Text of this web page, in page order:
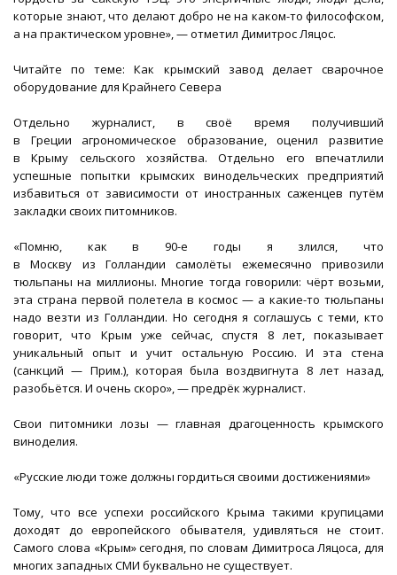
которые знают, что делают добро не на каком-то философском,
а на практическом уровне», — отметил Димитрос Ляцос.
Читайте по теме: Как крымский завод делает сварочное
оборудование для Крайнего Севера
Отдельно журналист, в своё время получивший
в Греции агрономическое образование, оценил развитие
в Крыму сельского хозяйства. Отдельно его впечатлили
успешные попытки крымских винодельческих предприятий
избавиться от зависимости от иностранных саженцев путём
закладки своих питомников.
«Помню, как в 90-е годы я злился, что
в Москву из Голландии самолёты ежемесячно привозили
тюльпаны на миллионы. Многие тогда говорили: чёрт возьми,
эта страна первой полетела в космос — а какие-то тюльпаны
надо везти из Голландии. Но сегодня я соглашусь с теми, кто
говорит, что Крым уже сейчас, спустя 8 лет, показывает
уникальный опыт и учит остальную Россию. И эта стена
(санкций — Прим.), которая была воздвигнута 8 лет назад,
разобьётся. И очень скоро», — предрёк журналист.
Свои питомники лозы — главная драгоценность крымского
виноделия.
«Русские люди тоже должны гордиться своими достижениями»
Тому, что все успехи российского Крыма такими крупицами
доходят до европейского обывателя, удивляться не стоит.
Самого слова «Крым» сегодня, по словам Димитроса Ляцоса, для
многих западных СМИ буквально не существует.